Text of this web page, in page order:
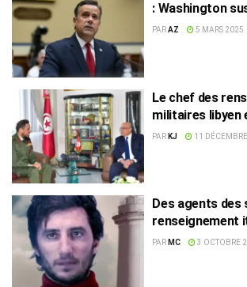
: Washington
échanges de
PARAZ 5 MARS 2025
Le chef des
militaires libyen
PAR KJ 11
Des agents des
renseignement
été
PAR MC 3 OCTOBRE